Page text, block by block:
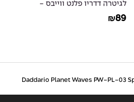
לגיטרה דדריו פלנט ווייבס -
Daddario Planet Waves PW-
₪89